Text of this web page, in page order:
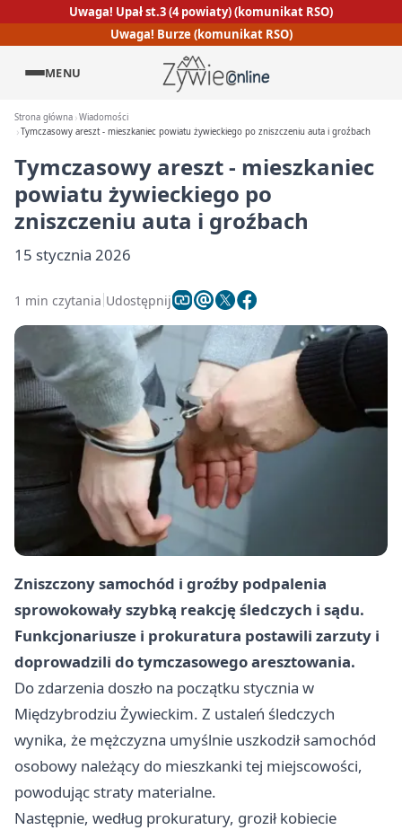
Uwaga! Upał st.3 (4 powiaty) (komunikat RSO)
Uwaga! Burze (komunikat RSO)
MENU
Strona główna Wiadomości
Tymczasowy areszt - mieszkaniec powiatu żywieckiego po zniszczeniu auta i groźbach
Tymczasowy areszt - mieszkaniec
powiatu żywieckiego po
zniszczeniu auta i groźbach
15 stycznia 2026
1 min czytania Udostępnij
Zniszczony samochód i groźby podpalenia
sprowokowały szybką reakcję śledczych i sądu.
Funkcjonariusze i prokuratura postawili zarzuty i
doprowadzili do tymczasowego aresztowania.
Do zdarzenia doszło na początku stycznia w
Międzybrodziu Żywieckim. Z ustaleń śledczych
wynika, że mężczyzna umyślnie uszkodził samochód
osobowy należący do mieszkanki tej miejscowości,
powodując straty materialne.
Następnie, według prokuratury, groził kobiecie